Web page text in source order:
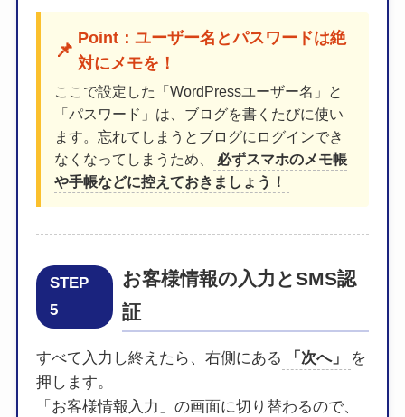
📌
Point：ユーザー名とパスワードは絶
対にメモを！
ここで設定した「WordPressユーザー名」と
「パスワード」は、ブログを書くたびに使い
ます。忘れてしまうとブログにログインでき
なくなってしまうため、
必ずスマホのメモ帳
や手帳などに控えておきましょう！
STEP
5
お客様情報の入力とSMS認
証
すべて入力し終えたら、右側にある 「次へ」
を
押します。
「お客様情報入力」の画面に切り替わるので、